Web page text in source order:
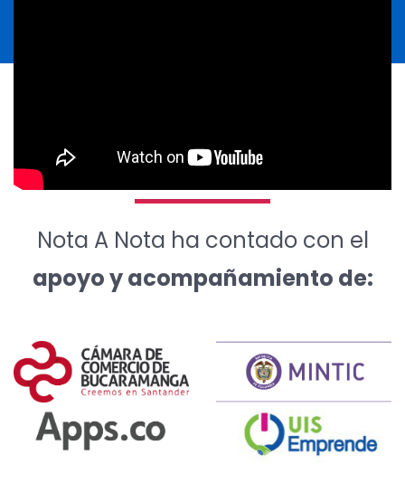
Nota A Nota ha contado con el
apoyo y acompañamiento de: